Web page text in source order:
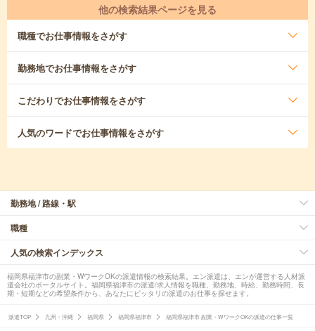
他の検索結果ページを見る
職種でお仕事情報をさがす
勤務地でお仕事情報をさがす
こだわりでお仕事情報をさがす
人気のワードでお仕事情報をさがす
勤務地 / 路線・駅
職種
人気の検索インデックス
福岡県福津市の副業・WワークOKの派遣情報の検索結果。エン派遣は、エンが運営する人材派
遣会社のポータルサイト。福岡県福津市の派遣/求人情報を職種、勤務地、時給、勤務時間、長
期・短期などの希望条件から、あなたにピッタリの派遣のお仕事を探せます。
派遣TOP 九州・沖縄 福岡県 福岡県福津市 福岡県福津市 副業・WワークOKの派遣の仕事一覧